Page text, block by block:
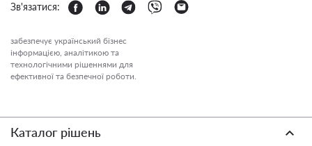
Зв'язатися:
забезпечує український бізнес
інформацією, аналітикою та
технологічними рішеннями для
ефективної та безпечної роботи.
Каталог рішень